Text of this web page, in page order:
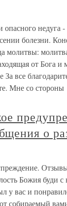
недуга -
болезни.
молитвы:
от Бога
все
Мне со стороны
о
Божия буди
у вас и
собираемый